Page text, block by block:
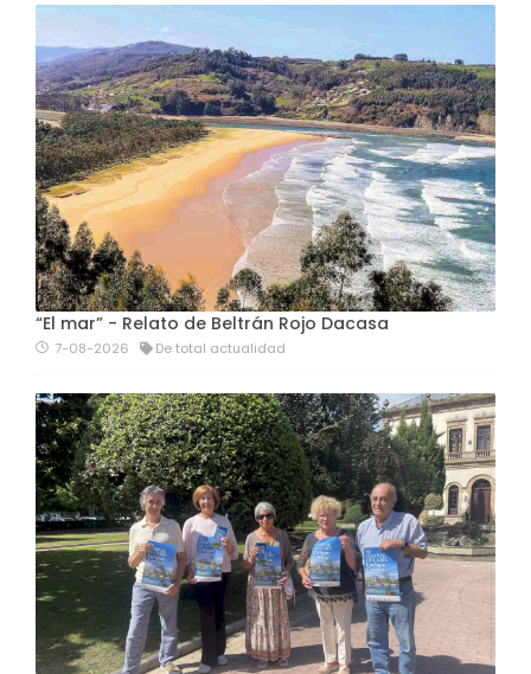
“El mar” - Relato de Beltrán Rojo Dacasa
7-08-2026 De total actualidad